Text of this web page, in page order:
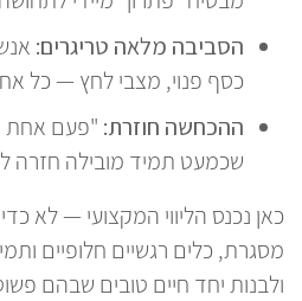
הסביבה מלאה טריגרים:
כסף פנוי, מצבי לחץ — כל
ההכחשה חוזרת: "פעם אחת
שכמעט תמיד מובילה חזרה
כאן נכנס הליווי המקצועי — לא
מסגרת, כלים רגשיים חלופיים
ולבנות יחד חיים טובים שבהם